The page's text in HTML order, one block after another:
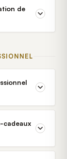
de
cadeaux